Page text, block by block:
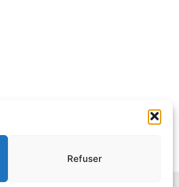
Refuser